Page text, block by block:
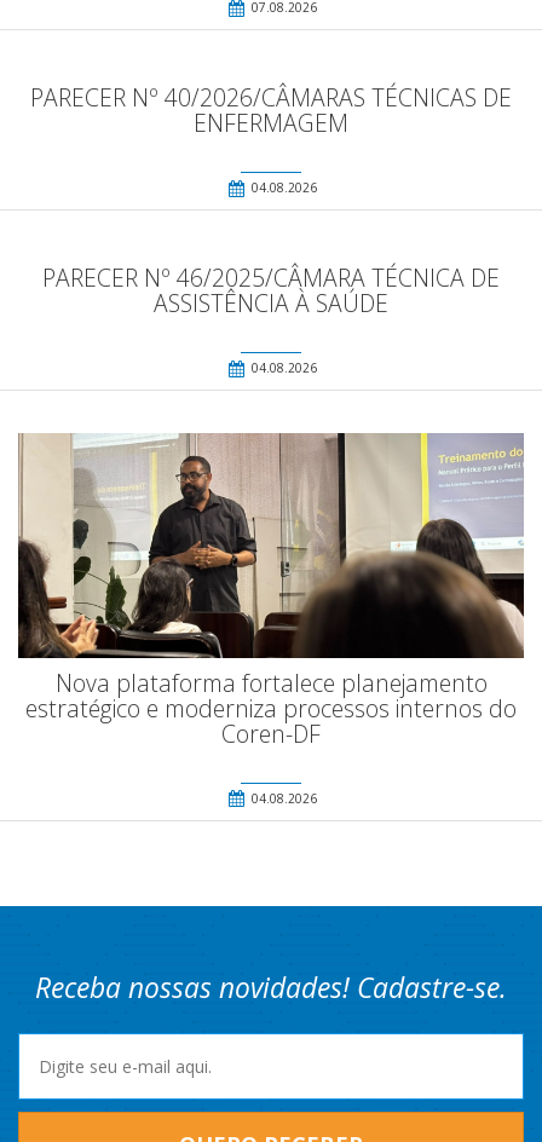
07.08.2026
PARECER Nº 40/2026/CÂMARAS TÉCNICAS DE
ENFERMAGEM
04.08.2026
PARECER Nº 46/2025/CÂMARA TÉCNICA DE
ASSISTÊNCIA À SAÚDE
04.08.2026
Nova plataforma fortalece planejamento
estratégico e moderniza processos internos do
Coren-DF
04.08.2026
Receba nossas novidades! Cadastre-se.